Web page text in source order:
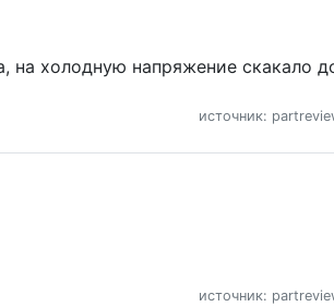
на холодную напряжение скакало
источник:
источник: